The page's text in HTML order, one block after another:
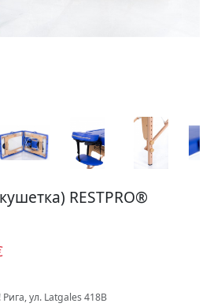
RESTPRO®
ул. Latgales 418B